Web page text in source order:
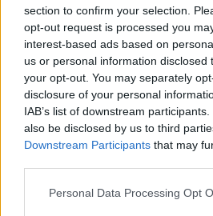
section to confirm your selection.
opt-out request is processed you
interest-based ads based on
us or personal information disclosed
your opt-out. You may separately
disclosure of your personal
IAB’s list of downstream
also be disclosed by us to third
Downstream Participants that may
Personal Data Processing Opt
Πότε ξεκινά η καταβολή της
μητρότητας στις μη μισθωτές;
Η καταβολή της ειδικής
μητρότητας εκκινεί από την
μήνα της αίτησης.
Σημειώνεται ότι η ειδική
μητρότητας είναι